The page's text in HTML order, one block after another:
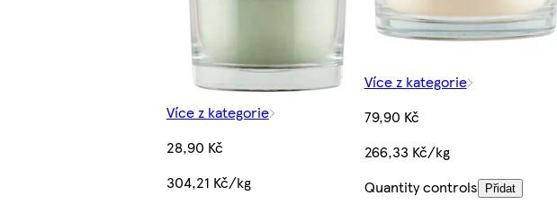
Více z kategorie
28,90 Kč
304,21 Kč/kg
Více z kategorie
79,90 Kč
266,33 Kč/kg
Quantity controls
Přidat